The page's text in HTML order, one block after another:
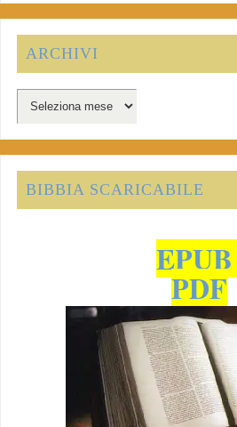
ARCHIVI
BIBBIA SCARICABILE
EPUB
PDF